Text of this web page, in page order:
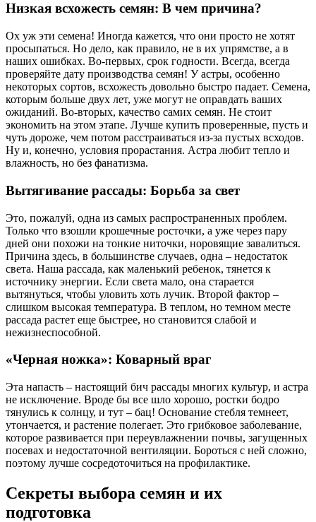
Низкая всхожесть семян: В чем причина?
Ох уж эти семена! Иногда кажется, что они просто не хотят
просыпаться. Но дело, как правило, не в их упрямстве, а в
наших ошибках. Во-первых, срок годности. Всегда, всегда
проверяйте дату производства семян! У астры, особенно
некоторых сортов, всхожесть довольно быстро падает. Семена,
которым больше двух лет, уже могут не оправдать ваших
ожиданий. Во-вторых, качество самих семян. Не стоит
экономить на этом этапе. Лучше купить проверенные, пусть и
чуть дороже, чем потом расстраиваться из-за пустых всходов.
Ну и, конечно, условия прорастания. Астра любит тепло и
влажность, но без фанатизма.
Вытягивание рассады: Борьба за свет
Это, пожалуй, одна из самых распространенных проблем.
Только что взошли крошечные росточки, а уже через пару
дней они похожи на тонкие ниточки, норовящие завалиться.
Причина здесь, в большинстве случаев, одна – недостаток
света. Наша рассада, как маленький ребенок, тянется к
источнику энергии. Если света мало, она старается
вытянуться, чтобы уловить хоть лучик. Второй фактор –
слишком высокая температура. В теплом, но темном месте
рассада растет еще быстрее, но становится слабой и
нежизнеспособной.
«Черная ножка»: Коварный враг
Эта напасть – настоящий бич рассады многих культур, и астра
не исключение. Вроде бы все шло хорошо, ростки бодро
тянулись к солнцу, и тут – бац! Основание стебля темнеет,
утончается, и растение полегает. Это грибковое заболевание,
которое развивается при переувлажнении почвы, загущенных
посевах и недостаточной вентиляции. Бороться с ней сложно,
поэтому лучше сосредоточиться на профилактике.
Секреты выбора семян и их
подготовка